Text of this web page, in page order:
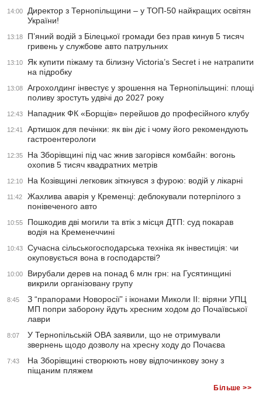
14:00
Директор з Тернопільщини – у ТОП-50 найкращих освітян
України!
13:18
П’яний водій з Білецької громади без прав кинув 5 тисяч
гривень у службове авто патрульних
13:10
Як купити піжаму та білизну Victoria’s Secret і не натрапити
на підробку
13:08
Агрохолдинг інвестує у зрошення на Тернопільщині: площі
поливу зростуть удвічі до 2027 року
12:43 Нападник ФК «Борщів» перейшов до професійного клубу
12:41
Артишок для печінки: як він діє і чому його рекомендують
гастроентерологи
12:35
На Зборівщині під час жнив загорівся комбайн: вогонь
охопив 5 тисяч квадратних метрів
12:10 На Козівщині легковик зіткнувся з фурою: водій у лікарні
11:42
Жахлива аварія у Кременці: деблокували потерпілого з
понівеченого авто
10:55
Пошкодив дві могили та втік з місця ДТП: суд покарав
водія на Кременеччині
10:43
Сучасна сільськогосподарська техніка як інвестиція: чи
окуповується вона в господарстві?
10:00
Вирубали дерев на понад 6 млн грн: на Гусятинщині
викрили організовану групу
8:45
З “прапорами Новоросії” і іконами Миколи ІІ: віряни УПЦ
МП попри заборону йдуть хресним ходом до Почаївської
лаври
8:07
У Тернопільській ОВА заявили, що не отримували
звернень щодо дозволу на хресну ходу до Почаєва
7:43
На Зборівщині створюють нову відпочинкову зону з
піщаним пляжем
Більше >>